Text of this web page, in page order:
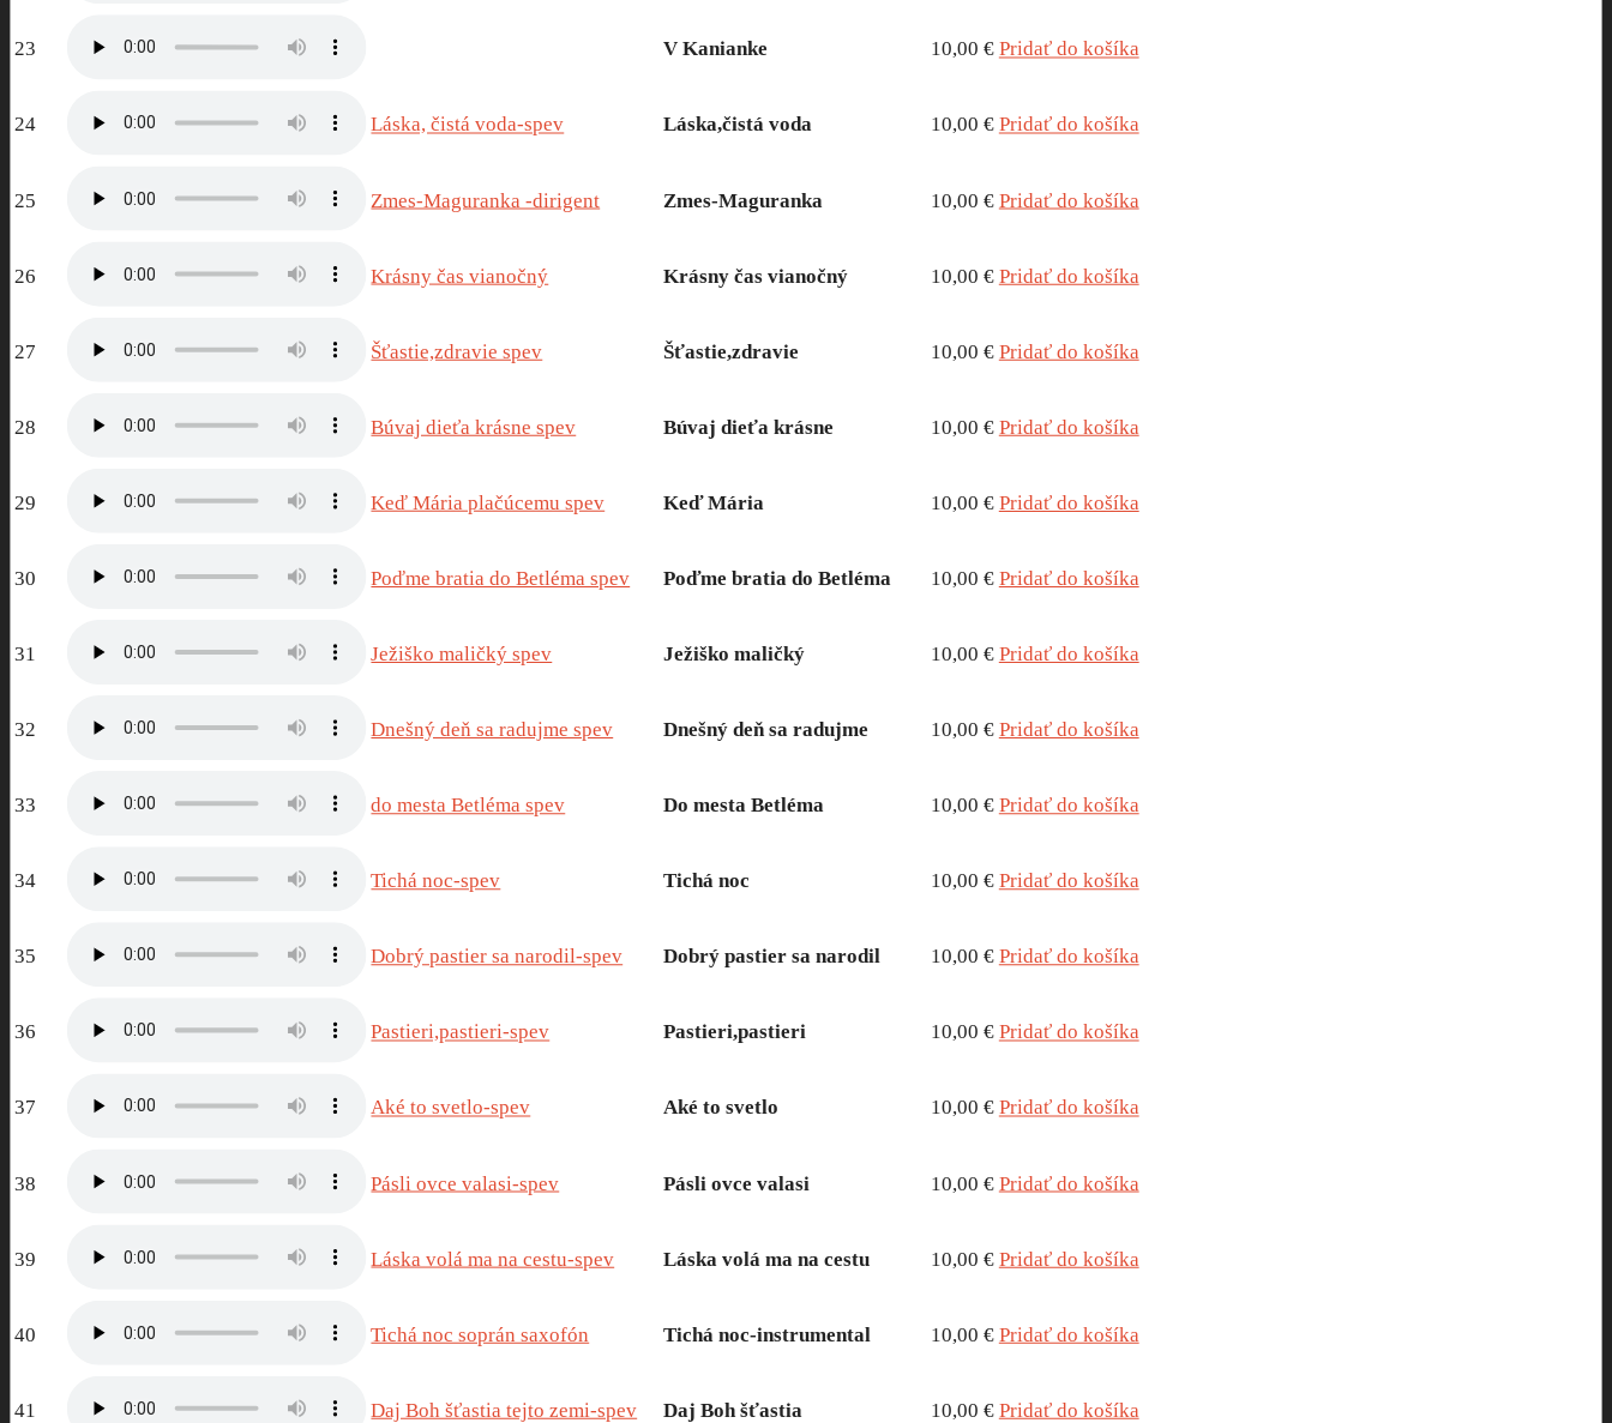
23 V Kanianke 10,00 € Pridať do košíka
24 Láska, čistá voda-spev Láska,čistá voda 10,00 € Pridať do košíka
25 Zmes-Maguranka -dirigent Zmes-Maguranka 10,00 € Pridať do košíka
26 Krásny čas vianočný Krásny čas vianočný 10,00 € Pridať do košíka
27 Šťastie,zdravie spev Šťastie,zdravie 10,00 € Pridať do košíka
28 Búvaj dieťa krásne spev Búvaj dieťa krásne 10,00 € Pridať do košíka
29 Keď Mária plačúcemu spev Keď Mária 10,00 € Pridať do košíka
30 Poďme bratia do Betléma spev Poďme bratia do Betléma 10,00 € Pridať do košíka
31 Ježiško maličký spev Ježiško maličký 10,00 € Pridať do košíka
32 Dnešný deň sa radujme spev Dnešný deň sa radujme 10,00 € Pridať do košíka
33 do mesta Betléma spev Do mesta Betléma 10,00 € Pridať do košíka
34 Tichá noc-spev Tichá noc 10,00 € Pridať do košíka
35 Dobrý pastier sa narodil-spev Dobrý pastier sa narodil 10,00 € Pridať do košíka
36 Pastieri,pastieri-spev Pastieri,pastieri 10,00 € Pridať do košíka
37 Aké to svetlo-spev Aké to svetlo 10,00 € Pridať do košíka
38 Pásli ovce valasi-spev Pásli ovce valasi 10,00 € Pridať do košíka
39 Láska volá ma na cestu-spev Láska volá ma na cestu 10,00 € Pridať do košíka
40 Tichá noc soprán saxofón Tichá noc-instrumental 10,00 € Pridať do košíka
41 Daj Boh šťastia tejto zemi-spev Daj Boh šťastia 10,00 € Pridať do košíka